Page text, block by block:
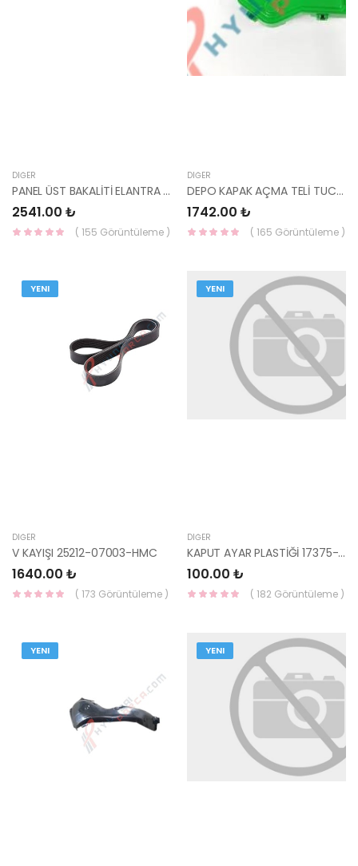
DIĞER
PANEL ÜST BAKALİTİ ELANTRA 2020- 86391-AA000-HMC
2541.00 ₺
( 155 Görüntüleme )
DIĞER
DEPO KAPAK AÇMA TELİ TUCSON 81550-D3500-HMC
1742.00 ₺
( 165 Görüntüleme )
YENI
DIĞER
V KAYIŞI 25212-07003-HMC
1640.00 ₺
( 173 Görüntüleme )
YENI
DIĞER
KAPUT AYAR PLASTİĞİ 17375-16034B-HMC
100.00 ₺
( 182 Görüntüleme )
YENI YENI